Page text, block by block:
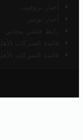
أخبار تروفيت
أخبار تونس
رابط خلفي مجاني
قائمة الشركات
قائمة الشركات